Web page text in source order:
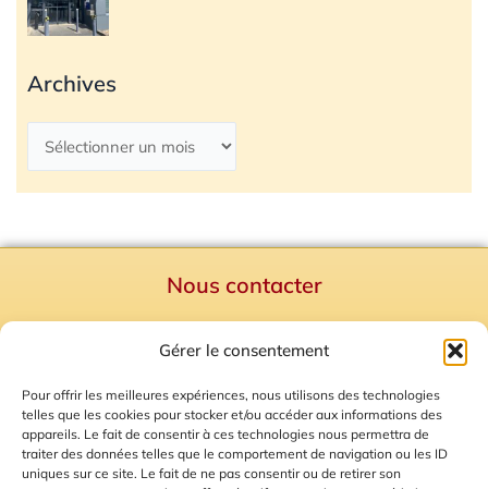
Gérer le consentement
Pour offrir les meilleures expériences, nous utilisons des technologies
telles que les cookies pour stocker et/ou accéder aux informations des
appareils. Le fait de consentir à ces technologies nous permettra de
traiter des données telles que le comportement de navigation ou les ID
uniques sur ce site. Le fait de ne pas consentir ou de retirer son
Archives
Nous contacter
Mentions Légales
Plan du site
Gestion des Cookies